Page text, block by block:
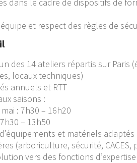
et respect des règles de
des 14 ateliers répartis sur Paris
locaux techniques)
annuels et RTT
saisons :
: 7h30 – 16h20
– 13h50
et matériels
(arboriculture, sécurité, CACES,
vers des fonctions